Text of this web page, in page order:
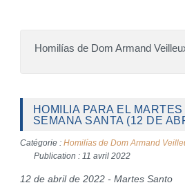
Homilías de Dom Armand
HOMILIA PARA EL
SEMANA SANTA (12 DE
Catégorie : Homilías de Dom Armand
Publication : 11 avril 2022
12 de abril de 2022 - Martes Santo